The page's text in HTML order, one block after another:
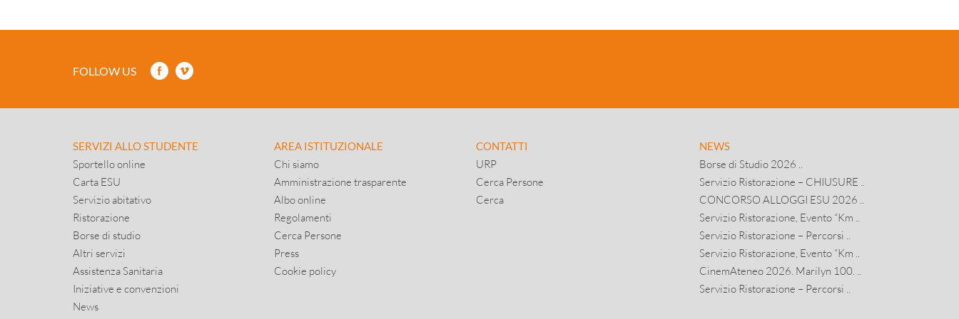
FOLLOW US
SERVIZI ALLO STUDENTE
Sportello online
Carta ESU
Servizio abitativo
Ristorazione
Borse di studio
Altri servizi
Assistenza Sanitaria
Iniziative e convenzioni
News
AREA ISTITUZIONALE
Chi siamo
Amministrazione trasparente
Albo online
Regolamenti
Cerca Persone
Press
Cookie policy
CONTATTI
URP
Cerca Persone
Cerca
NEWS
Borse di Studio 2026 ..
Servizio Ristorazione – CHIUSURE ..
CONCORSO ALLOGGI ESU 2026 ..
Servizio Ristorazione, Evento “Km ..
Servizio Ristorazione – Percorsi ..
Servizio Ristorazione, Evento “Km ..
CinemAteneo 2026. Marilyn 100. ..
Servizio Ristorazione – Percorsi ..